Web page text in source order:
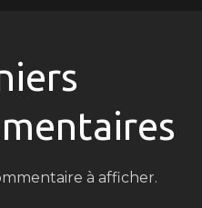
à afficher.